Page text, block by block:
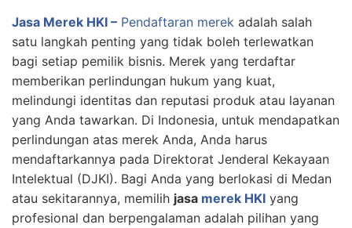
Jasa Merek HKI – Pendaftaran merek adalah salah
satu langkah penting yang tidak boleh terlewatkan
bagi setiap pemilik bisnis. Merek yang terdaftar
memberikan perlindungan hukum yang kuat,
melindungi identitas dan reputasi produk atau layanan
yang Anda tawarkan. Di Indonesia, untuk mendapatkan
perlindungan atas merek Anda, Anda harus
mendaftarkannya pada Direktorat Jenderal Kekayaan
Intelektual (DJKI). Bagi Anda yang berlokasi di Medan
atau sekitarannya, memilih jasa merek HKI yang
profesional dan berpengalaman adalah pilihan yang